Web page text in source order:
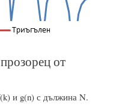
от
и g(n) с дължина N.